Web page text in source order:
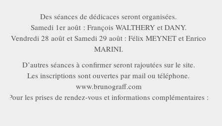
Des séances de dédicaces seront organisées.
Samedi 1er août : François WALTHERY et DANY.
Vendredi 28 août et Samedi 29 août : Félix MEYNET et Enrico
MARINI.
D’autres séances à confirmer seront rajoutées sur le site.
Les inscriptions sont ouvertes par mail ou téléphone.
www.brunograff.com
Pour les prises de rendez-vous et informations complémentaires :